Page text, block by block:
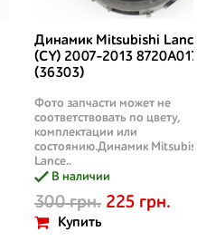
Динамик Mitsubishi
(CY) 2007-2013
(36303)
Фото запчасти может не
соответствовать по цвету,
комплектации или
состоянию.Динамик
Lance..
В наличии
300 грн. 225 грн.
Купить